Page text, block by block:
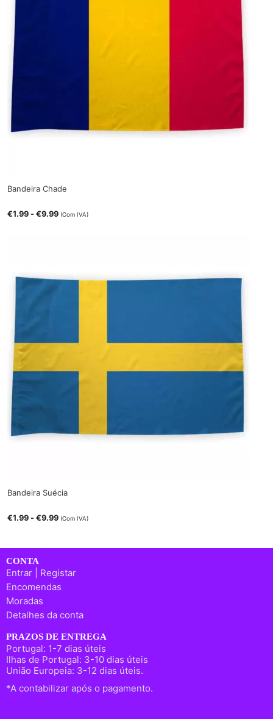
Bandeira Chade
€1.99 -€9.99 (Com IVA)
Bandeira Suécia
€1.99 -€9.99 (Com IVA)
CONTA
Entrar | Registar
Encomendas
Moradas
Detalhes da conta
PRAZOS DE ENTREGA
Portugal: 1-7 dias úteis
Ilhas de Portugal: 3-10 dias úteis
União Europeia: 3-12 dias úteis.
*A contabilizar após o pagamento.